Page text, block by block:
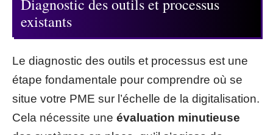
Diagnostic des outils et processus
existants
Le diagnostic des outils et processus est une
étape fondamentale pour comprendre où se
situe votre PME sur l’échelle de la digitalisation.
Cela nécessite une évaluation minutieuse